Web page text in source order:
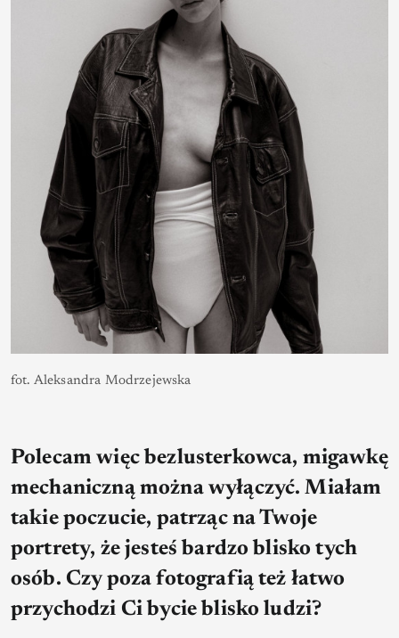
fot. Aleksandra Modrzejewska
Polecam więc bezlusterkowca, migawkę
mechaniczną można wyłączyć. Miałam
takie poczucie, patrząc na Twoje
portrety, że jesteś bardzo blisko tych
osób. Czy poza fotografią też łatwo
przychodzi Ci bycie blisko ludzi?